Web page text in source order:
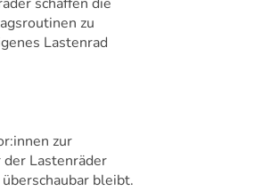
zu
Lastenrad
zur
Lastenräder
bleibt.